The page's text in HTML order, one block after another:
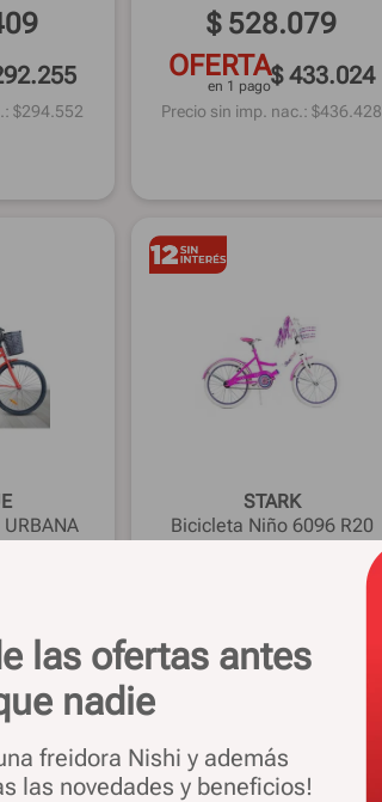
las ofertas antes
nadie
freidora Nishi y además
las novedades y beneficios!
$294.552
$ 528.079
OFERTA
en 1 pago$ 433.024
Precio sin imp. nac.: $436.428
$320.321
STARK
Bicicleta Niño 6096 R20
OFERTA$ 283.399